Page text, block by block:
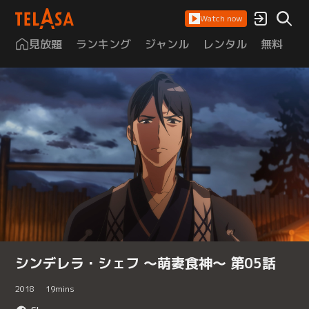
Watch now
見放題 ランキング ジャンル レンタル 無料
シンデレラ・シェフ ～萌妻食神～ 第05話
2018 19mins